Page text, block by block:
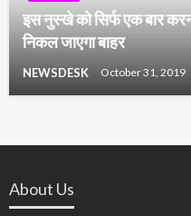
इस नुस्खे को सिर्फ एक बार
निकल जाएगा बाहर
NEWSDESK October 31, 2019
About Us